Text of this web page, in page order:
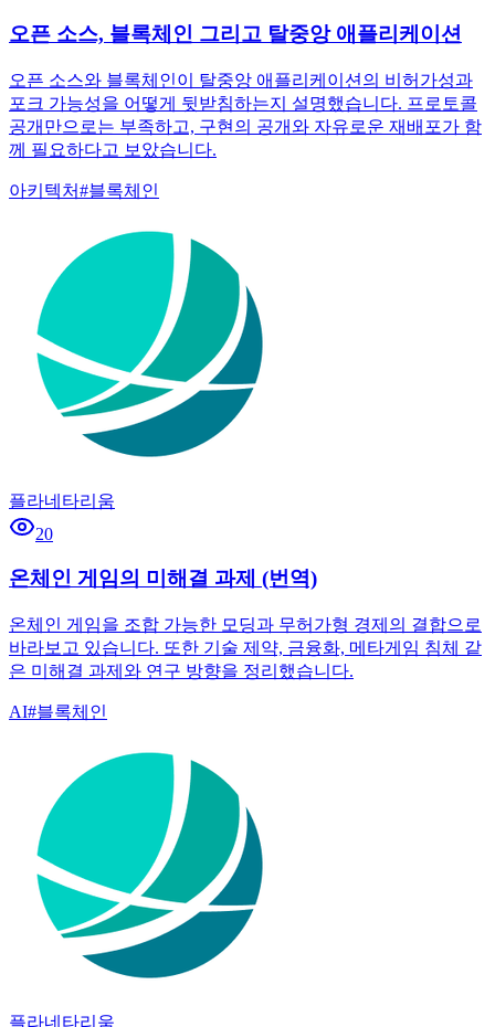
오픈 소스, 블록체인 그리고 탈중앙 애플리케이션
오픈 소스와 블록체인이 탈중앙 애플리케이션의 비허가성과
포크 가능성을 어떻게 뒷받침하는지 설명했습니다. 프로토콜
공개만으로는 부족하고, 구현의 공개와 자유로운 재배포가 함
께 필요하다고 보았습니다.
아키텍처#블록체인
플라네타리움
20
온체인 게임의 미해결 과제 (번역)
온체인 게임을 조합 가능한 모딩과 무허가형 경제의 결합으로
바라보고 있습니다. 또한 기술 제약, 금융화, 메타게임 침체 같
은 미해결 과제와 연구 방향을 정리했습니다.
AI#블록체인
플라네타리움